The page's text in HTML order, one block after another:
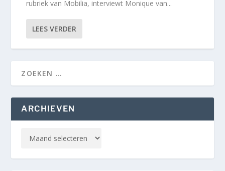
rubriek van Mobilia, interviewt Monique van...
LEES VERDER
ARCHIEVEN